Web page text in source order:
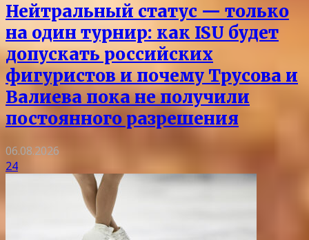
Нейтральный статус — только
на один турнир: как ISU будет
допускать российских
фигуристов и почему Трусова и
Валиева пока не получили
постоянного разрешения
06.08.2026
24